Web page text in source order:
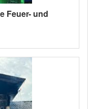
Feuer- und